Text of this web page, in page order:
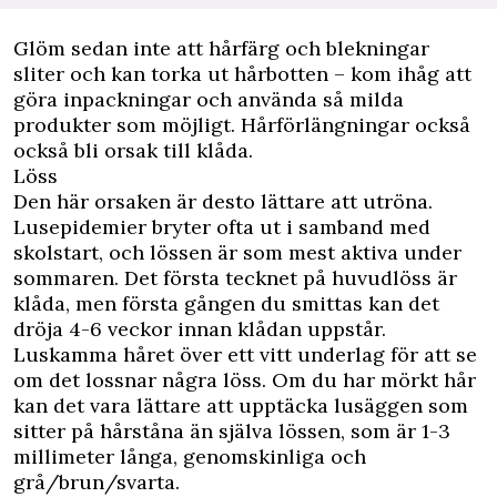
Glöm sedan inte att hårfärg och blekningar
sliter och kan torka ut hårbotten – kom ihåg att
göra inpackningar och använda så milda
produkter som möjligt. Hårförlängningar också
också bli orsak till klåda.
Löss
Den här orsaken är desto lättare att utröna.
Lusepidemier bryter ofta ut i samband med
skolstart, och lössen är som mest aktiva under
sommaren. Det första tecknet på huvudlöss är
klåda, men första gången du smittas kan det
dröja 4-6 veckor innan klådan uppstår.
Luskamma håret över ett vitt underlag för att se
om det lossnar några löss. Om du har mörkt hår
kan det vara lättare att upptäcka lusäggen som
sitter på hårståna än själva lössen, som är 1-3
millimeter långa, genomskinliga och
grå/brun/svarta.